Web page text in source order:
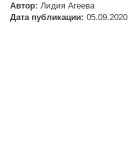
Автор: Лидия Агеева
Дата публикации: 05.09.2020